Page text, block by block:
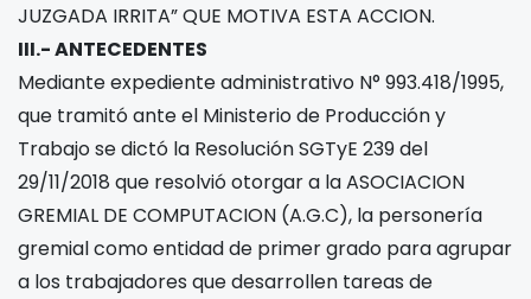
JUZGADA IRRITA” QUE MOTIVA ESTA ACCION.
III.- ANTECEDENTES
Mediante expediente administrativo N° 993.418/1995,
que tramitó ante el Ministerio de Producción y
Trabajo se dictó la Resolución SGTyE 239 del
29/11/2018 que resolvió otorgar a la ASOCIACION
GREMIAL DE COMPUTACION (A.G.C), la personería
gremial como entidad de primer grado para agrupar
a los trabajadores que desarrollen tareas de